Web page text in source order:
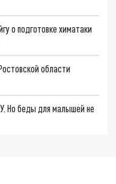
о подготовке химатаки
области
Но беды для малышей не